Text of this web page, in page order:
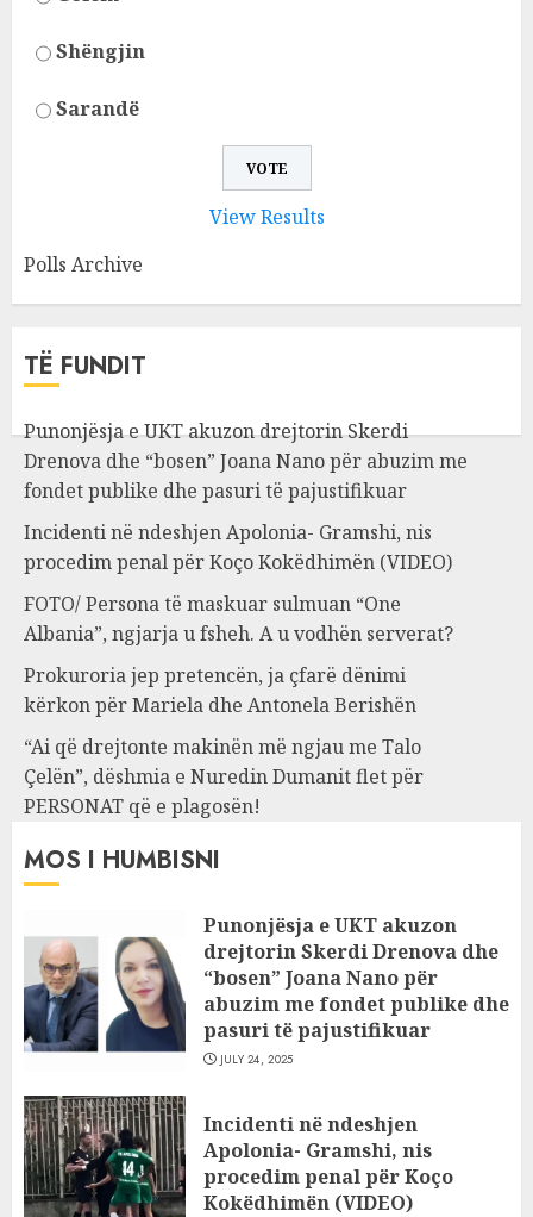
Shëngjin
Sarandë
View Results
Polls Archive
TË FUNDIT
Punonjësja e UKT akuzon drejtorin Skerdi
Drenova dhe “bosen” Joana Nano për abuzim me
fondet publike dhe pasuri të pajustifikuar
Incidenti në ndeshjen Apolonia- Gramshi, nis
procedim penal për Koço Kokëdhimën (VIDEO)
FOTO/ Persona të maskuar sulmuan “One
Albania”, ngjarja u fsheh. A u vodhën serverat?
Prokuroria jep pretencën, ja çfarë dënimi
kërkon për Mariela dhe Antonela Berishën
“Ai që drejtonte makinën më ngjau me Talo
Çelën”, dëshmia e Nuredin Dumanit flet për
PERSONAT që e plagosën!
MOS I HUMBISNI
Punonjësja e UKT akuzon
drejtorin Skerdi Drenova dhe
“bosen” Joana Nano për
abuzim me fondet publike dhe
pasuri të pajustifikuar
JULY 24, 2025
Incidenti në ndeshjen
Apolonia- Gramshi, nis
procedim penal për Koço
Kokëdhimën (VIDEO)